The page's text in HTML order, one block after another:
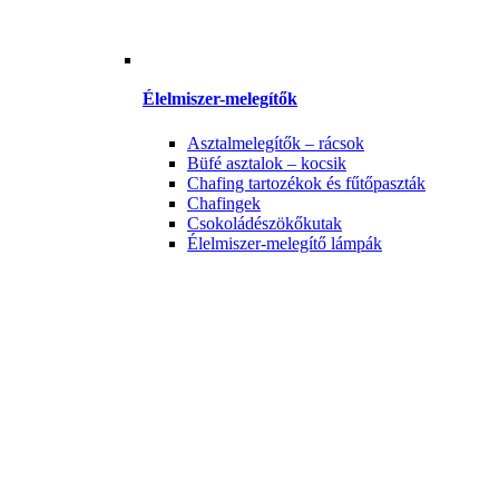
Élelmiszer-melegítők
Asztalmelegítők – rácsok
Büfé asztalok – kocsik
Chafing tartozékok és fűtőpaszták
Chafingek
Csokoládészökőkutak
Élelmiszer-melegítő lámpák